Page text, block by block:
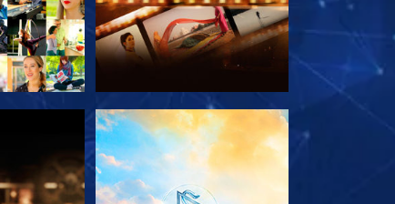
A SOROZAT RÉSZEI